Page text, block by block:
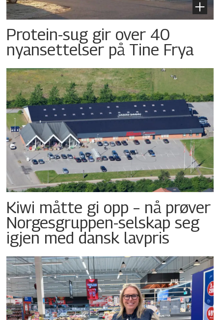
Protein-sug gir over 40
nyansettelser på Tine Frya
Kiwi måtte gi opp – nå prøver
Norgesgruppen-selskap seg
igjen med dansk lavpris